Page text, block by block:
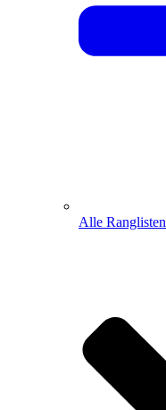
Alle Ranglisten